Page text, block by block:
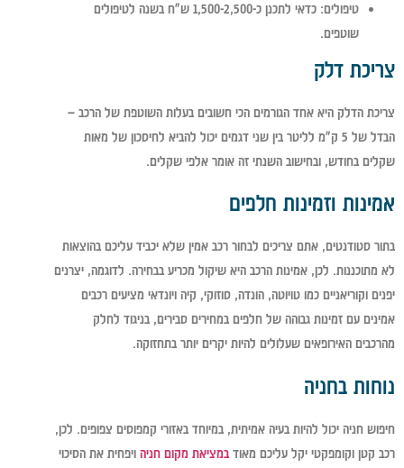
טיפולים
: כדאי לתכנן כ-1,500-2,500 ש"ח בשנה לטיפולים
שוטפים.
צריכת דלק
צריכת הדלק היא אחד הגורמים הכי חשובים בעלות השוטפת של הרכב –
הבדל של 5 ק"מ לליטר בין שני דגמים יכול להביא לחיסכון של מאות
שקלים בחודש, ובחישוב השנתי זה אומר אלפי שקלים.
אמינות וזמינות חלפים
בתור סטודנטים, אתם צריכים לבחור רכב אמין שלא יכביד עליכם בהוצאות
לא מתוכננות. לכן, אמינות הרכב היא שיקול מכריע בבחירה. לדוגמה, יצרנים
יפנים וקוריאניים כמו טויוטה, הונדה, סוזוקי, קיה ויונדאי מציעים רכבים
אמינים עם זמינות גבוהה של חלפים במחירים סבירים, בניגוד לחלק
מהרכבים האירופאים שעלולים להיות יקרים יותר בתחזוקה.
נוחות בחניה
חיפוש חניה יכול להיות בעיה אמיתית, במיוחד באזורי קמפוסים צפופים. לכן,
רכב קטן וקומפקטי יקל עליכם מאוד במציאת מקום חניה ויפחית את הסיכוי